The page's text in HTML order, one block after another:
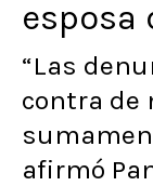
esposa
“Las
contra de
afirmó